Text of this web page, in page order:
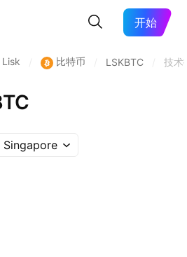
开始
Lisk 比特币 LSKBTC 技术